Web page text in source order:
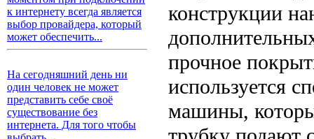
к интернету всегда является
выбор провайдера, который
может обеспечить...
На сегодняшний день ни
один человек не может
представить себе своё
существование без
интернета. Для того чтобы
конструкции
прочное
используется
машины,